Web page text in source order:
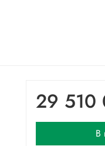
29 510
В